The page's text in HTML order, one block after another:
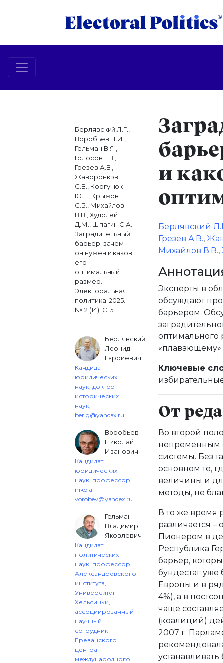
Берлявский Л.Г.,
Воробьев Н.И.,
Гельман В.Я.,
Голосов Г.В.,
Грезев А.В.,
Жаворонков
С.В., Коргунюк
Ю.Г., Крыжов
С.Б., Михайлов
В.В., Худолей
Д.М., Шпагин С.А.
Заградительный
барьер: зачем
он нужен и каков
его
оптимальный
размер. –
Электоральная
политика. 2025.
№ 2 (14). С. 5
Берлявский
Леонид
Гарриевич
Кандидат
юридических
наук, доктор
исторических
наук,
berlg@yandex.ru
Воробьев
Николай
Иванович
Кандидат
юридических
наук, профессор,
nikolai-
vorobev@yandex.ru
Гельман
Владимир
Яковлевич
Кандидат
политических
наук, профессор,
Александровского
института,
Университет
Хельсинки,
ассоциированный
научный
сотрудник
Ереванского
центра
международного
и
Берлявский
Грезев А.В.,
Михайлов В.В.,
Эксперты в
обсуждают
барьером.
оптимального
«плавающему»
Ключевые
От
Во второй
непременным
системы. Без
основном те,
величины и
методы, не
В то же время
различается –
Пионером в
Республика
барьер,
бундестаг уже
Европы и в
4%), а в
чаще
(коалиций)
2007 г.